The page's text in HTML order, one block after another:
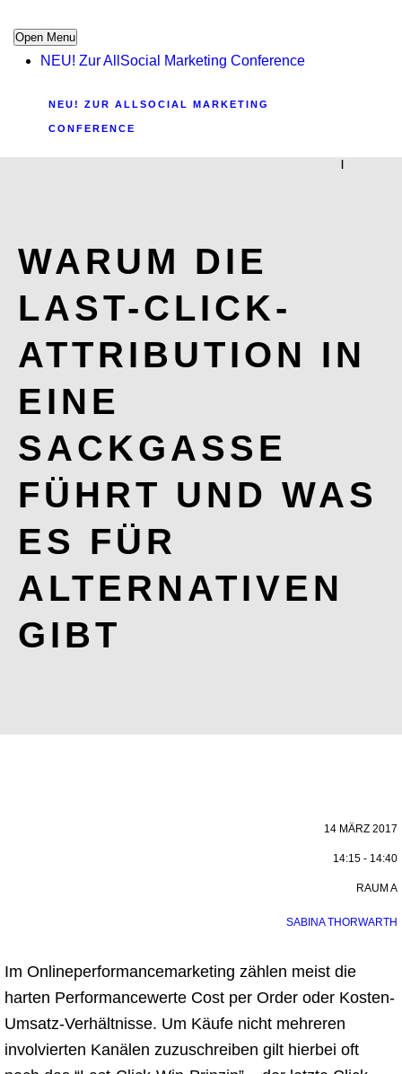
Open Menu
NEU! Zur AllSocial Marketing Conference
NEU! ZUR ALLSOCIAL MARKETING
CONFERENCE
|
WARUM DIE
LAST-CLICK-
ATTRIBUTION IN
EINE
SACKGASSE
FÜHRT UND WAS
ES FÜR
ALTERNATIVEN
GIBT
14 MÄRZ 2017
14:15 - 14:40
RAUM A
SABINA THORWARTH
Im Onlineperformancemarketing zählen meist die
harten Performancewerte Cost per Order oder Kosten-
Umsatz-Verhältnisse. Um Käufe nicht mehreren
involvierten Kanälen zuzuschreiben gilt hierbei oft